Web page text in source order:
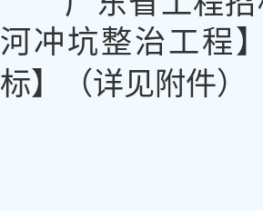
河冲坑整治工程
标】
（详见附件）